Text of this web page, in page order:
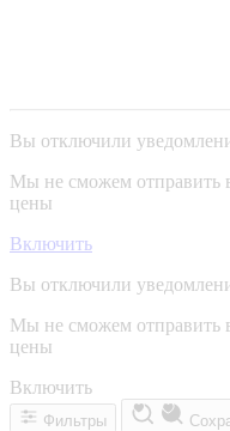
Вы отключили
Мы не сможем отправить
цены
Включить
Вы отключили
Мы не сможем отправить
цены
Включить
Фильтры